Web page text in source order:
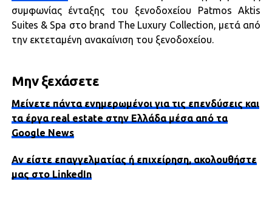
συμφωνίας ένταξης του ξενοδοχείου Patmos Aktis
Suites & Spa στo brand The Luxury Collection, μετά από
την εκτεταμένη ανακαίνιση του ξενοδοχείου.
Μην ξεχάσετε
Μείνετε πάντα ενημερωμένοι για τις επενδύσεις και
τα έργα real estate στην Ελλάδα μέσα από τα
Google News
Αν είστε επαγγελματίας ή επιχείρηση, ακολουθήστε
μας στο LinkedIn